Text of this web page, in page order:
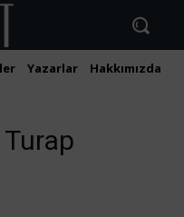
Yazarlar Hakkımızda